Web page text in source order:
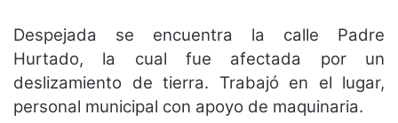
Despejada se encuentra la calle Padre
Hurtado, la cual fue afectada por un
deslizamiento de tierra. Trabajó en el lugar,
personal municipal con apoyo de maquinaria.